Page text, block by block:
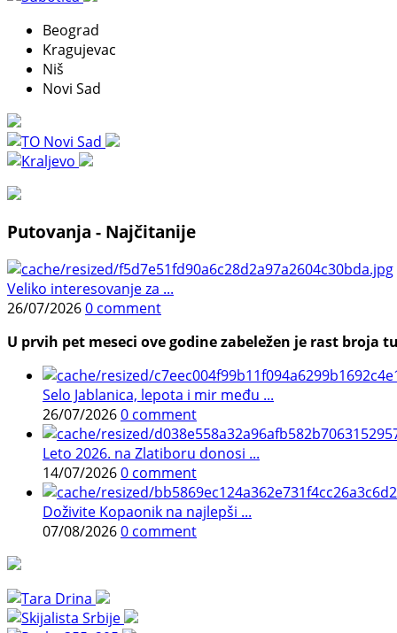
Beograd
Kragujevac
Niš
Novi Sad
Putovanja - Najčitanije
Veliko interesovanje za ...
26/07/20260 comment
U prvih pet meseci ove godine zabeležen je rast
Selo Jablanica, lepota i mir među ...
26/07/20260 comment
Leto 2026. na Zlatiboru donosi ...
14/07/20260 comment
Doživite Kopaonik na najlepši ...
07/08/20260 comment